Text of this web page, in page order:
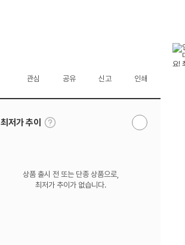
관심 공유 신고 인쇄
최저가 추이
툴
팁
알
상품 출시 전 또는 단종 상품으로,
최저가 추이가 없습니다.